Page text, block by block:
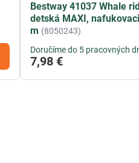
Bestway 41037 Whale
detská MAXI,
m (8050243)
Doručíme do 5 pracovných
7,98 €